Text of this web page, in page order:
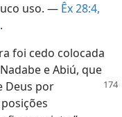
uso. — Êx 28:4,
.
foi cedo colocada
e Abiú, que
Deus por